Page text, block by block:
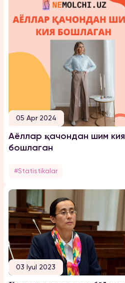
05 Apr 2024
Аёллар қачондан шим кия
бошлаган
#Statistikalar
03 Iyul 2023